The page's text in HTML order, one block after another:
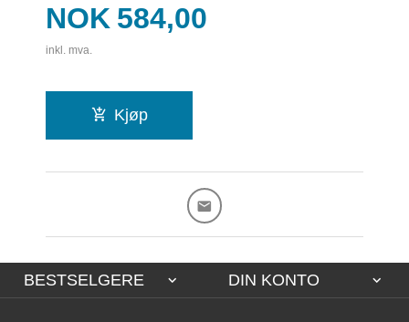
Pris
NOK 584,00
inkl. mva.
Kjøp
BESTSELGERE DIN KONTO